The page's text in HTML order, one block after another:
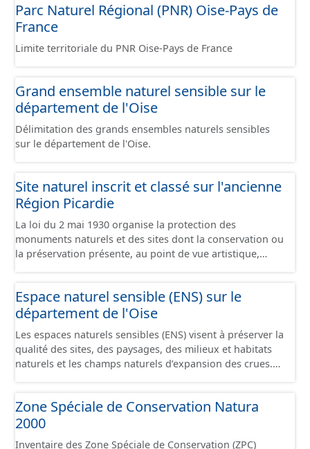
Parc Naturel Régional (PNR) Oise-Pays de
France
Limite territoriale du PNR Oise-Pays de France
Grand ensemble naturel sensible sur le
département de l'Oise
Délimitation des grands ensembles naturels sensibles
sur le département de l'Oise.
Site naturel inscrit et classé sur l'ancienne
Région Picardie
La loi du 2 mai 1930 organise la protection des
monuments naturels et des sites dont la conservation ou
la préservation présente, au point de vue artistique,
Les sites classés dont la valeur patrimoniale justifie une
politique rigoureuse de préservation. Toute modification
de leur aspect nécessite une autorisation préalable du
Ministre de l’Écologie, ou du Préfet de Département
après avis de la DREAL, de l’Architecte des Bâtiments de
France et, le plus souvent de la Commission
- Les sites inscrits dont le maintien de la qualité appelle
une certaine surveillance. Les travaux y sont soumis à
l’examen de l’Architecte des Bâtiments de France qui
dispose d’un avis simple sauf pour les permis de démolir
Espace naturel sensible (ENS) sur le
département de l'Oise
Les espaces naturels sensibles (ENS) visent à préserver la
qualité des sites, des paysages, des milieux et habitats
naturels et les champs naturels d’expansion des crues.
protection, de gestion et d’ouverture au public de ces
espaces naturels. Pour répondre aux enjeux paysagers,
Zone Spéciale de Conservation Natura
2000
Inventaire des Zone Spéciale de Conservation (ZPC)